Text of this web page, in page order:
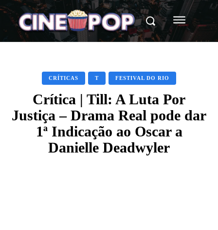
CRÍTICAS T FESTIVAL DO RIO
Crítica | Till: A Luta Por
Justiça – Drama Real pode dar
1ª Indicação ao Oscar a
Danielle Deadwyler